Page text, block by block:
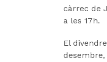
càrrec de
a les 17h.
El
desembre,